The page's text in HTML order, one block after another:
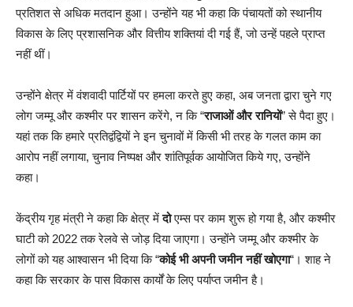
प्रतिशत से अधिक मतदान हुआ। उन्होंने यह भी कहा कि पंचायतों को स्थानीय
विकास के लिए प्रशासनिक और वित्तीय शक्तियां दी गई हैं, जो उन्हें पहले प्राप्त
नहीं थीं।
उन्होंने क्षेत्र में वंशवादी पार्टियों पर हमला करते हुए कहा, अब जनता द्वारा चुने गए
लोग जम्मू और कश्मीर पर शासन करेंगे, न कि “राजाओं और रानियों” से पैदा हुए।
यहां तक कि हमारे प्रतिद्वंद्वियों ने इन चुनावों में किसी भी तरह के गलत काम का
आरोप नहीं लगाया, चुनाव निष्पक्ष और शांतिपूर्वक आयोजित किये गए, उन्होंने
कहा।
केंद्रीय गृह मंत्री ने कहा कि क्षेत्र मेंदोएम्स पर काम शुरू हो गया है, और कश्मीर
घाटी को 2022 तक रेलवे से जोड़ दिया जाएगा। उन्होंने जम्मू और कश्मीर के
लोगों को यह आश्वासन भी दिया कि “कोई भी अपनी जमीन नहीं खोएगा“। शाह ने
कहा कि सरकार के पास विकास कार्यों के लिए पर्याप्त जमीन है।